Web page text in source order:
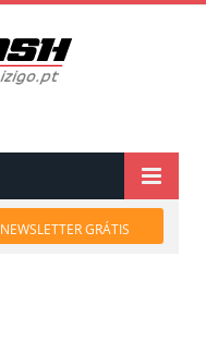
NEWSLETTER GRÁTIS